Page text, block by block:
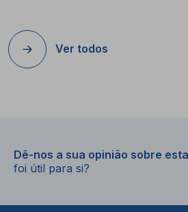
Ver todos
Dê-nos a sua opinião sobre
foi útil para si?